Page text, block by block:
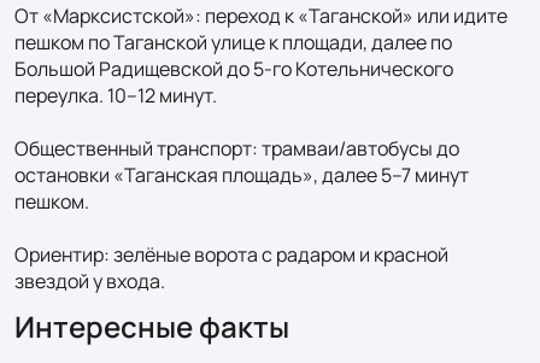
От «Марксистской»: переход к «Таганской» или идите
пешком по Таганской улице к площади, далее по
Большой Радищевской до 5‑го Котельнического
переулка. 10–12 минут.
Общественный транспорт: трамваи/автобусы до
остановки «Таганская площадь», далее 5–7 минут
пешком.
Ориентир: зелёные ворота с радаром и красной
звездой у входа.
Интересные факты